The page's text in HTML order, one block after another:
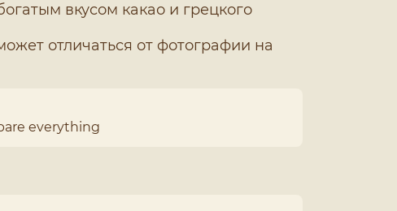
вкусом какао и грецкого
отличаться от фотографии на
everything